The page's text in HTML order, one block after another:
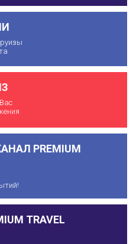
PREMIUM
TRAVEL